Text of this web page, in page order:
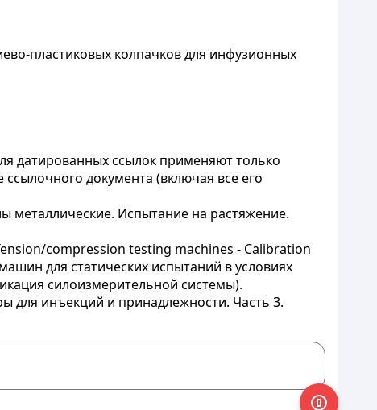
пластиковых колпачков для инфузионных
датированных ссылок применяют только
документа (включая все его
металлические. Испытание на растяжение.
compression testing machines - Calibration
для статических испытаний в условиях
силоизмерительной системы).
для инъекций и принадлежности. Часть 3.